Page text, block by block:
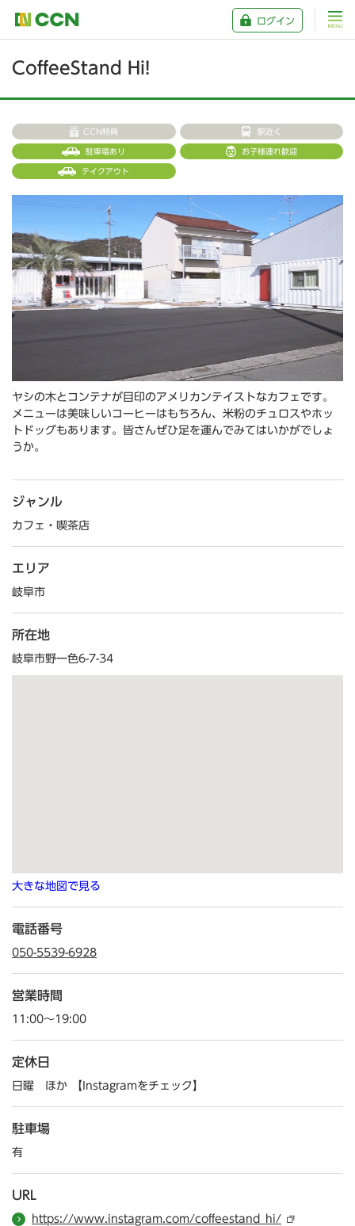
ログイン
CoffeeStand Hi!
CCN特典 駅近く
駐車場あり お子様連れ歓迎
テイクアウト
ヤシの木とコンテナが目印のアメリカンテイストなカフェです。
メニューは美味しいコーヒーはもちろん、米粉のチュロスやホッ
トドッグもあります。皆さんぜひ足を運んでみてはいかがでしょ
うか。
ジャンル
カフェ・喫茶店
エリア
岐阜市
所在地
岐阜市野一色6-7-34
大きな地図で見る
電話番号
050-5539-6928
営業時間
11:00～19:00
定休日
日曜 ほか 【Instagramをチェック】
駐車場
有
URL
https://www.instagram.com/coffeestand_hi/